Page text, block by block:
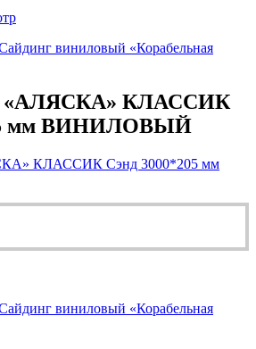
виниловый «Корабельная
«АЛЯСКА» КЛАССИК
мм ВИНИЛОВЫЙ
КЛАССИК Сэнд 3000*205 мм
виниловый «Корабельная